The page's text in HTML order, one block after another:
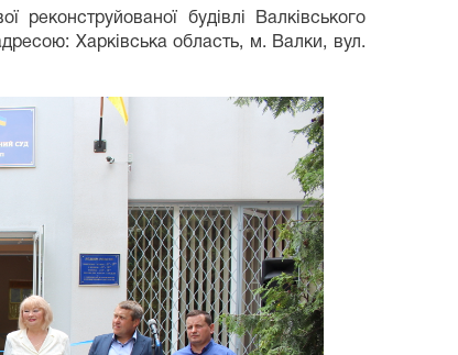
реконструйованої будівлі Валківського
Харківська область, м. Валки, вул.